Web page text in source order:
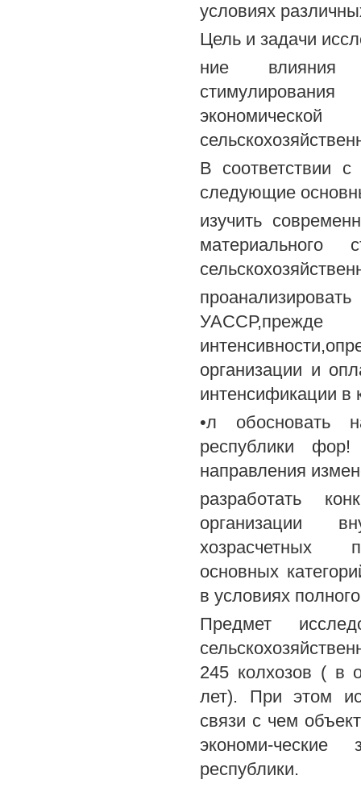
условиях
Цель и задачи
ние влияния
В соответствии
следующие
изучить
материального
организации и
интенсификации
•л обосновать
республики
направления
разработать
организации
хозрасчетных
основных
в условиях
Предмет
245 колхозов ( в
лет). При этом
связи с чем
экономи-ческие
республики.